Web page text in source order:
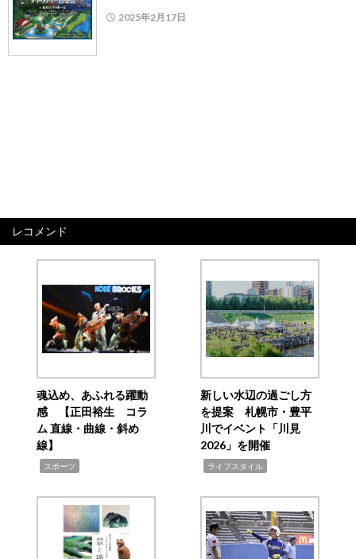
2025年2月17日
レコメンド
魂込め、あふれる躍動
感 【正田裕生 コラ
ム 直線・曲線・斜め
線】
スポーツ
新しい水辺の過ごし方
を提案 札幌市・豊平
川でイベント「川見
2026」を開催
ライフスタイル